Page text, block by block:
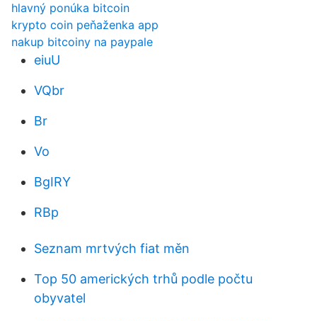
hlavný ponúka bitcoin
krypto coin peňaženka app
nakup bitcoiny na paypale
eiuU
VQbr
Br
Vo
BgIRY
RBp
Seznam mrtvých fiat měn
Top 50 amerických trhů podle počtu
obyvatel